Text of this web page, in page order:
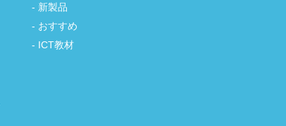
新製品
おすすめ
ICT教材